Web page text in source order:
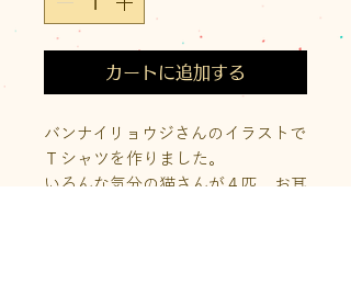
カートに追加する
バンナイリョウジさんのイラストで
Ｔシャツを作りました。
いろんな気分の猫さんが４匹。お耳